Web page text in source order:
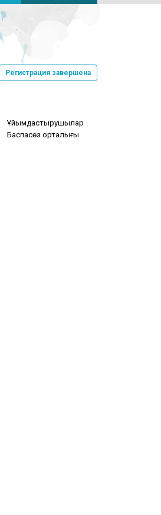
Регистрация завершена
Ұйымдастырушылар
Баспасөз орталығы